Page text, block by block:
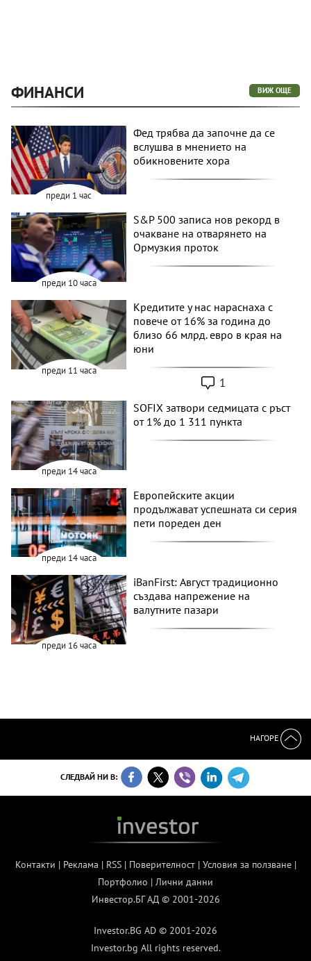
ФИНАНСИ ВИЖ ОЩЕ
преди 1 час
Фед трябва да започне да се
вслушва в мнението на
обикновените хора
преди 10 часа
S&P 500 записа нов рекорд в
очакване на отварянето на
Ормузкия проток
преди 11 часа
Кредитите у нас нараснаха с
повече от 16% за година до
близо 66 млрд. евро в края на
юни
1
преди 14 часа
SOFIX затвори седмицата с ръст
от 1% до 1 311 пункта
преди 14 часа
Европейските акции
продължават успешната си серия
пети пореден ден
преди 16 часа
iBanFirst: Август традиционно
създава напрежение на
валутните пазари
НАГОРЕ
СЛЕДВАЙ НИ В:
Контакти | Реклама | RSS| Поверителност| Условия за ползване|
Портфолио | Лични данни
Инвестор.БГ АД © 2001-2026
Investor.BG AD © 2001-2026
Investor.bg All rights reserved.